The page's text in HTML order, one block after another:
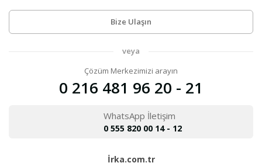
Bize Ulaşın
veya
Çözüm Merkezimizi arayın
0 216 481 96 20 - 21
WhatsApp İletişim
0 555 820 00 14 - 12
İrka.com.tr